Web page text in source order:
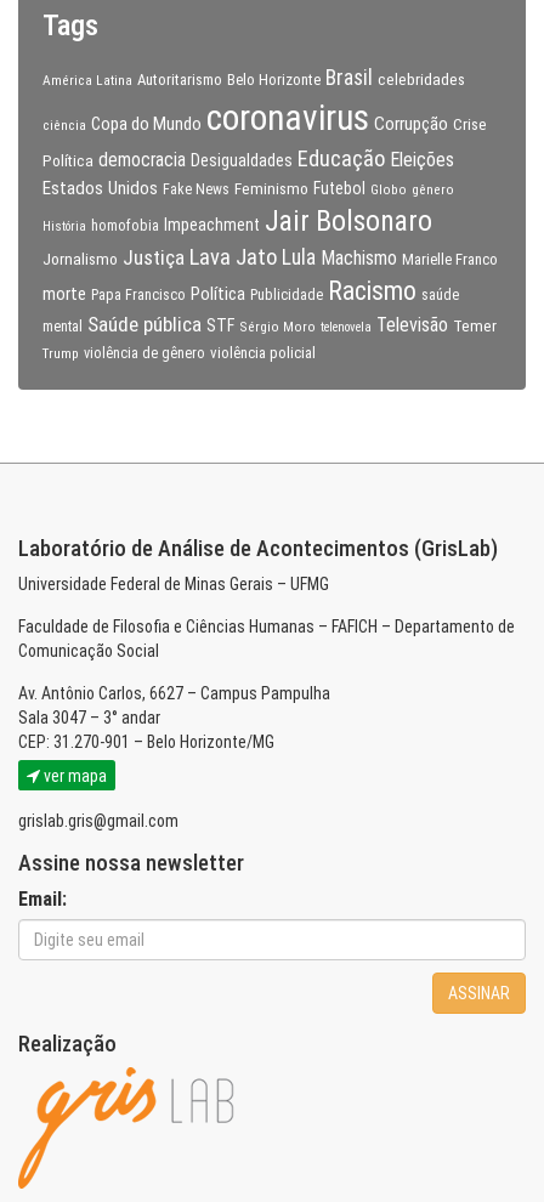
Tags
América Latina Autoritarismo Belo Horizonte Brasil celebridades
ciência Copa do Mundo coronavirus Corrupção Crise
Política democracia Desigualdades Educação Eleições
Estados Unidos Fake News Feminismo Futebol Globo gênero
História homofobia Impeachment Jair Bolsonaro
Jornalismo Justiça Lava Jato Lula Machismo Marielle Franco
morte Papa Francisco Política Publicidade Racismo saúde
mental
Saúde pública STF Sérgio Moro telenovela Televisão Temer
Trump violência de gênero violência policial
Laboratório de Análise de Acontecimentos (GrisLab)
Universidade Federal de Minas Gerais – UFMG
Faculdade de Filosofia e Ciências Humanas – FAFICH – Departamento de
Comunicação Social
Av. Antônio Carlos, 6627 – Campus Pampulha
Sala 3047 – 3° andar
CEP: 31.270-901 – Belo Horizonte/MG
ver mapa
grislab.gris@gmail.com
Assine nossa newsletter
Email:
ASSINAR
Realização